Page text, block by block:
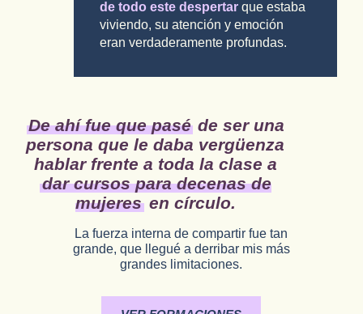
de todo este despertarque estaba
viviendo, su atención y emoción
eran verdaderamente profundas.
De ahí fue que pasé de ser una
persona que le daba vergüenza
hablar frente a toda la clase a
dar cursos para decenas de
mujeresen círculo.
La fuerza interna de compartirfuetan
grande, que llegué a derribar mis más
grandes limitaciones.